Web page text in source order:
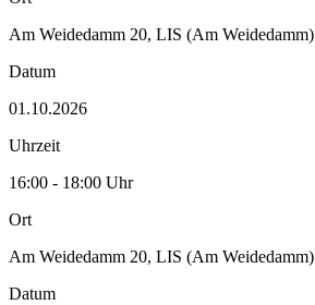
Am Weidedamm 20, LIS (Am Weidedamm)
Datum
01.10.2026
Uhrzeit
16:00 - 18:00 Uhr
Ort
Am Weidedamm 20, LIS (Am Weidedamm)
Datum